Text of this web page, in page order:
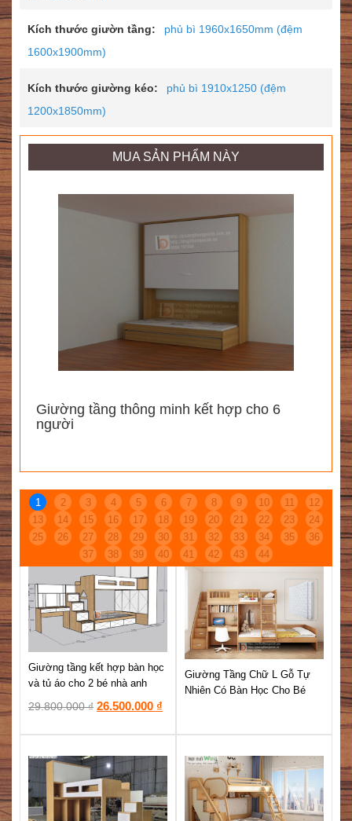
Kích thước giườn tầng:
phủ bì 1960x1650mm (đệm
1600x1900mm)
Kích thước giường kéo:
phủ bì 1910x1250 (đệm
1200x1850mm)
MUA SẢN PHẨM NÀY
Giường tầng thông minh kết hợp cho 6
người
SẢN PHẨM CÙNG DANH MỤC
1 2 3 4 5 6 7 8 9 10 11
12
13
14 15 16 17 18 19 20 21 22 23
24
25
26 27 28 29 30 31 32 33 34 35
36
37
38 39 40 41 42 43 44
Giường tầng kết hợp bàn học
và tủ áo cho 2 bé nhà anh
29.800.000₫ 26.500.000 ₫
Giường Tầng Chữ L Gỗ Tự
Nhiên Có Bàn Học Cho Bé